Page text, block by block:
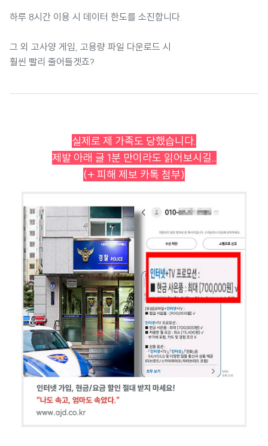
하루 8시간 이용 시 데이터 한도를 소진합니다.
그 외 고사양 게임, 고용량 파일 다운로드 시
훨씬 빨리 줄어들겟죠?
실제로 제 가족도 당했습니다.
제발 아래 글 1분 만이라도 읽어보시길..
(+ 피해 제보 카톡 첨부)